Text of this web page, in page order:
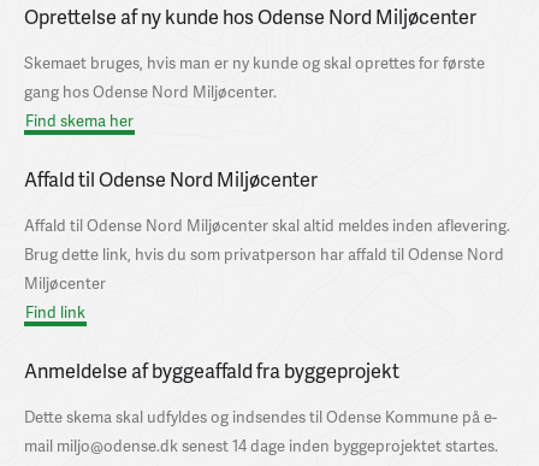
Oprettelse af ny kunde hos Odense Nord Miljøcenter
Skemaet bruges, hvis man er ny kunde og skal oprettes for første
gang hos Odense Nord Miljøcenter.
Find skema her
Affald til Odense Nord Miljøcenter
Affald til Odense Nord Miljøcenter skal altid meldes inden aflevering.
Brug dette link, hvis du som privatperson har affald til Odense Nord
Miljøcenter
Find link
Anmeldelse af byggeaffald fra byggeprojekt
Dette skema skal udfyldes og indsendes til Odense Kommune på e-
mail miljo@odense.dk senest 14 dage inden byggeprojektet startes.